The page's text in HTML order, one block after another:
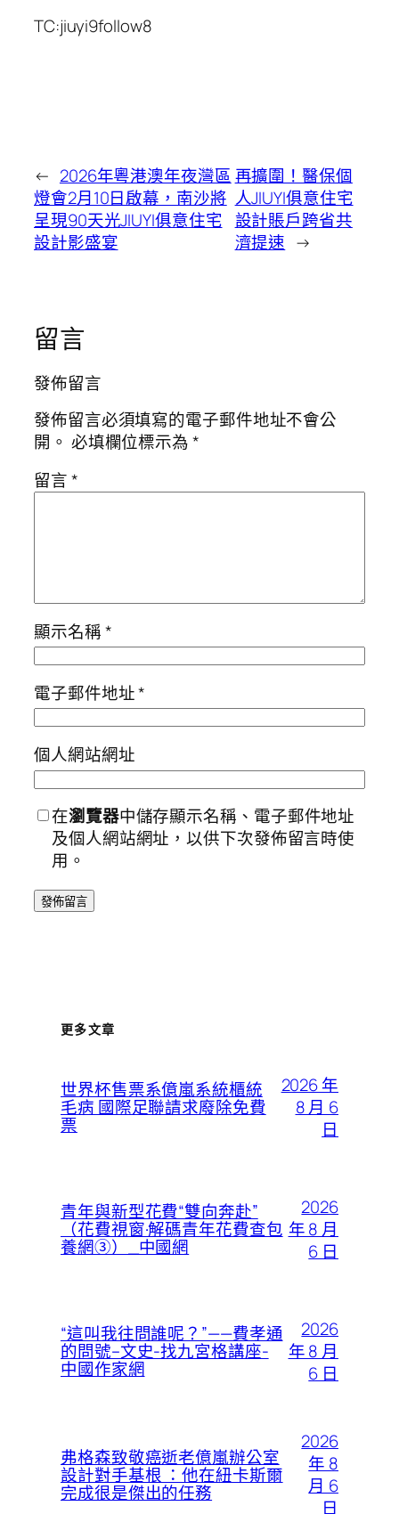
TC:jiuyi9follow8
← 2026年粵港澳年夜灣區
燈會2月10日啟幕，南沙將
呈現90天光JIUYI俱意住宅
設計影盛宴
再擴圍！醫保個
人JIUYI俱意住宅
設計賬戶跨省共
濟提速 →
留言
發佈留言
發佈留言必須填寫的電子郵件地址不會公
開。 必填欄位標示為*
留言*
顯示名稱*
電子郵件地址*
個人網站網址
在瀏覽器中儲存顯示名稱、電子郵件地址
及個人網站網址，以供下次發佈留言時使
用。
更多文章
世界杯售票系億嵐系統櫃統
毛病 國際足聯請求廢除免費
票
2026 年
8 月 6
日
青年與新型花費“雙向奔赴”
（花費視窗·解碼青年花費查包
養網③）_中國網
2026
年 8 月
6 日
“這叫我往問誰呢？”——費孝通
的問號–文史-找九宮格講座-
中國作家網
2026
年 8 月
6 日
弗格森致敬癌逝老億嵐辦公室
設計對手基根 ：他在紐卡斯爾
完成很是傑出的任務
2026
年 8
月 6
日